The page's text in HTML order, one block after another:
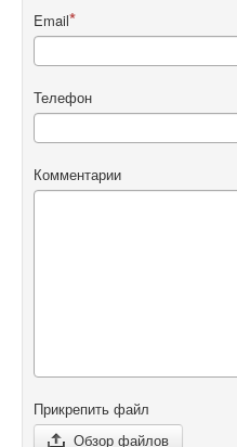
Email
Телефон
Комментарии
Прикрепить файл
Обзор файлов